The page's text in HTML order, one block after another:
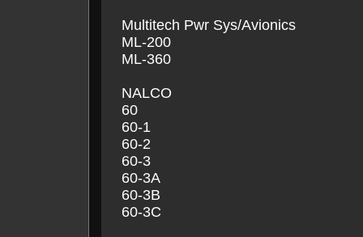
Multitech Pwr Sys/Avionics
ML-200
ML-360
NALCO
60
60-1
60-2
60-3
60-3A
60-3B
60-3C